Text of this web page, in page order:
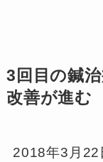
3回目の鍼
改善が進む
2018年3月22